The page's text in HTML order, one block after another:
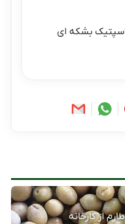
بشکه ای
از کارخانه